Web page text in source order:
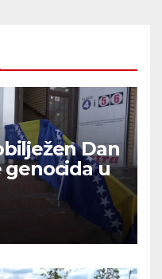
Dan
genocida u